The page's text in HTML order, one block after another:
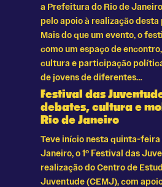
a Prefeitura do Rio de
pelo apoio à realização
Mais do que um evento, o
como um espaço de
cultura e participação
de jovens de diferentes…
Festival das
debates, cultura e
Rio de Janeiro
Teve início nesta quinta-feira
Janeiro, o 1º Festival das
realização do Centro de
Juventude (CEMJ), com